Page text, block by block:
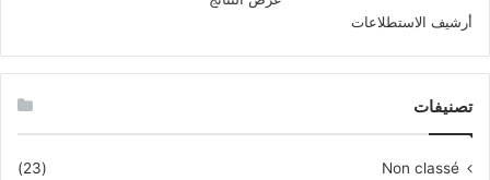
أرشيف الاستطلاعات
تصنيفات
Non classé
(23)